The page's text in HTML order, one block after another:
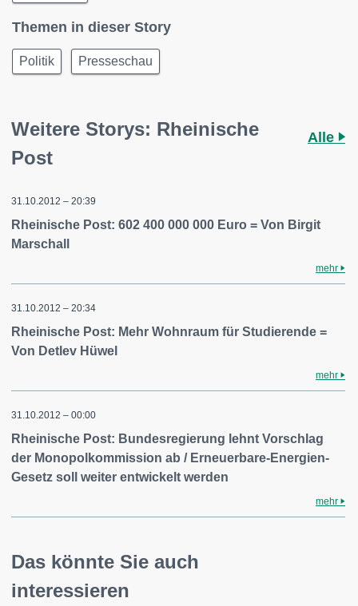
Themen in dieser Story
Politik Presseschau
Weitere Storys: Rheinische
Post
Alle
31.10.2012 – 20:39
Rheinische Post: 602 400 000 000 Euro = Von Birgit
Marschall
mehr
31.10.2012 – 20:34
Rheinische Post: Mehr Wohnraum für Studierende =
Von Detlev Hüwel
mehr
31.10.2012 – 00:00
Rheinische Post: Bundesregierung lehnt Vorschlag
der Monopolkommission ab / Erneuerbare-Energien-
Gesetz soll weiter entwickelt werden
mehr
Das könnte Sie auch
interessieren